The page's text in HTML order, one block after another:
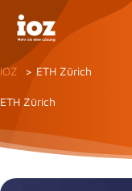
Inhalt
springen
IOZ ETH Zürich
ETH Zürich